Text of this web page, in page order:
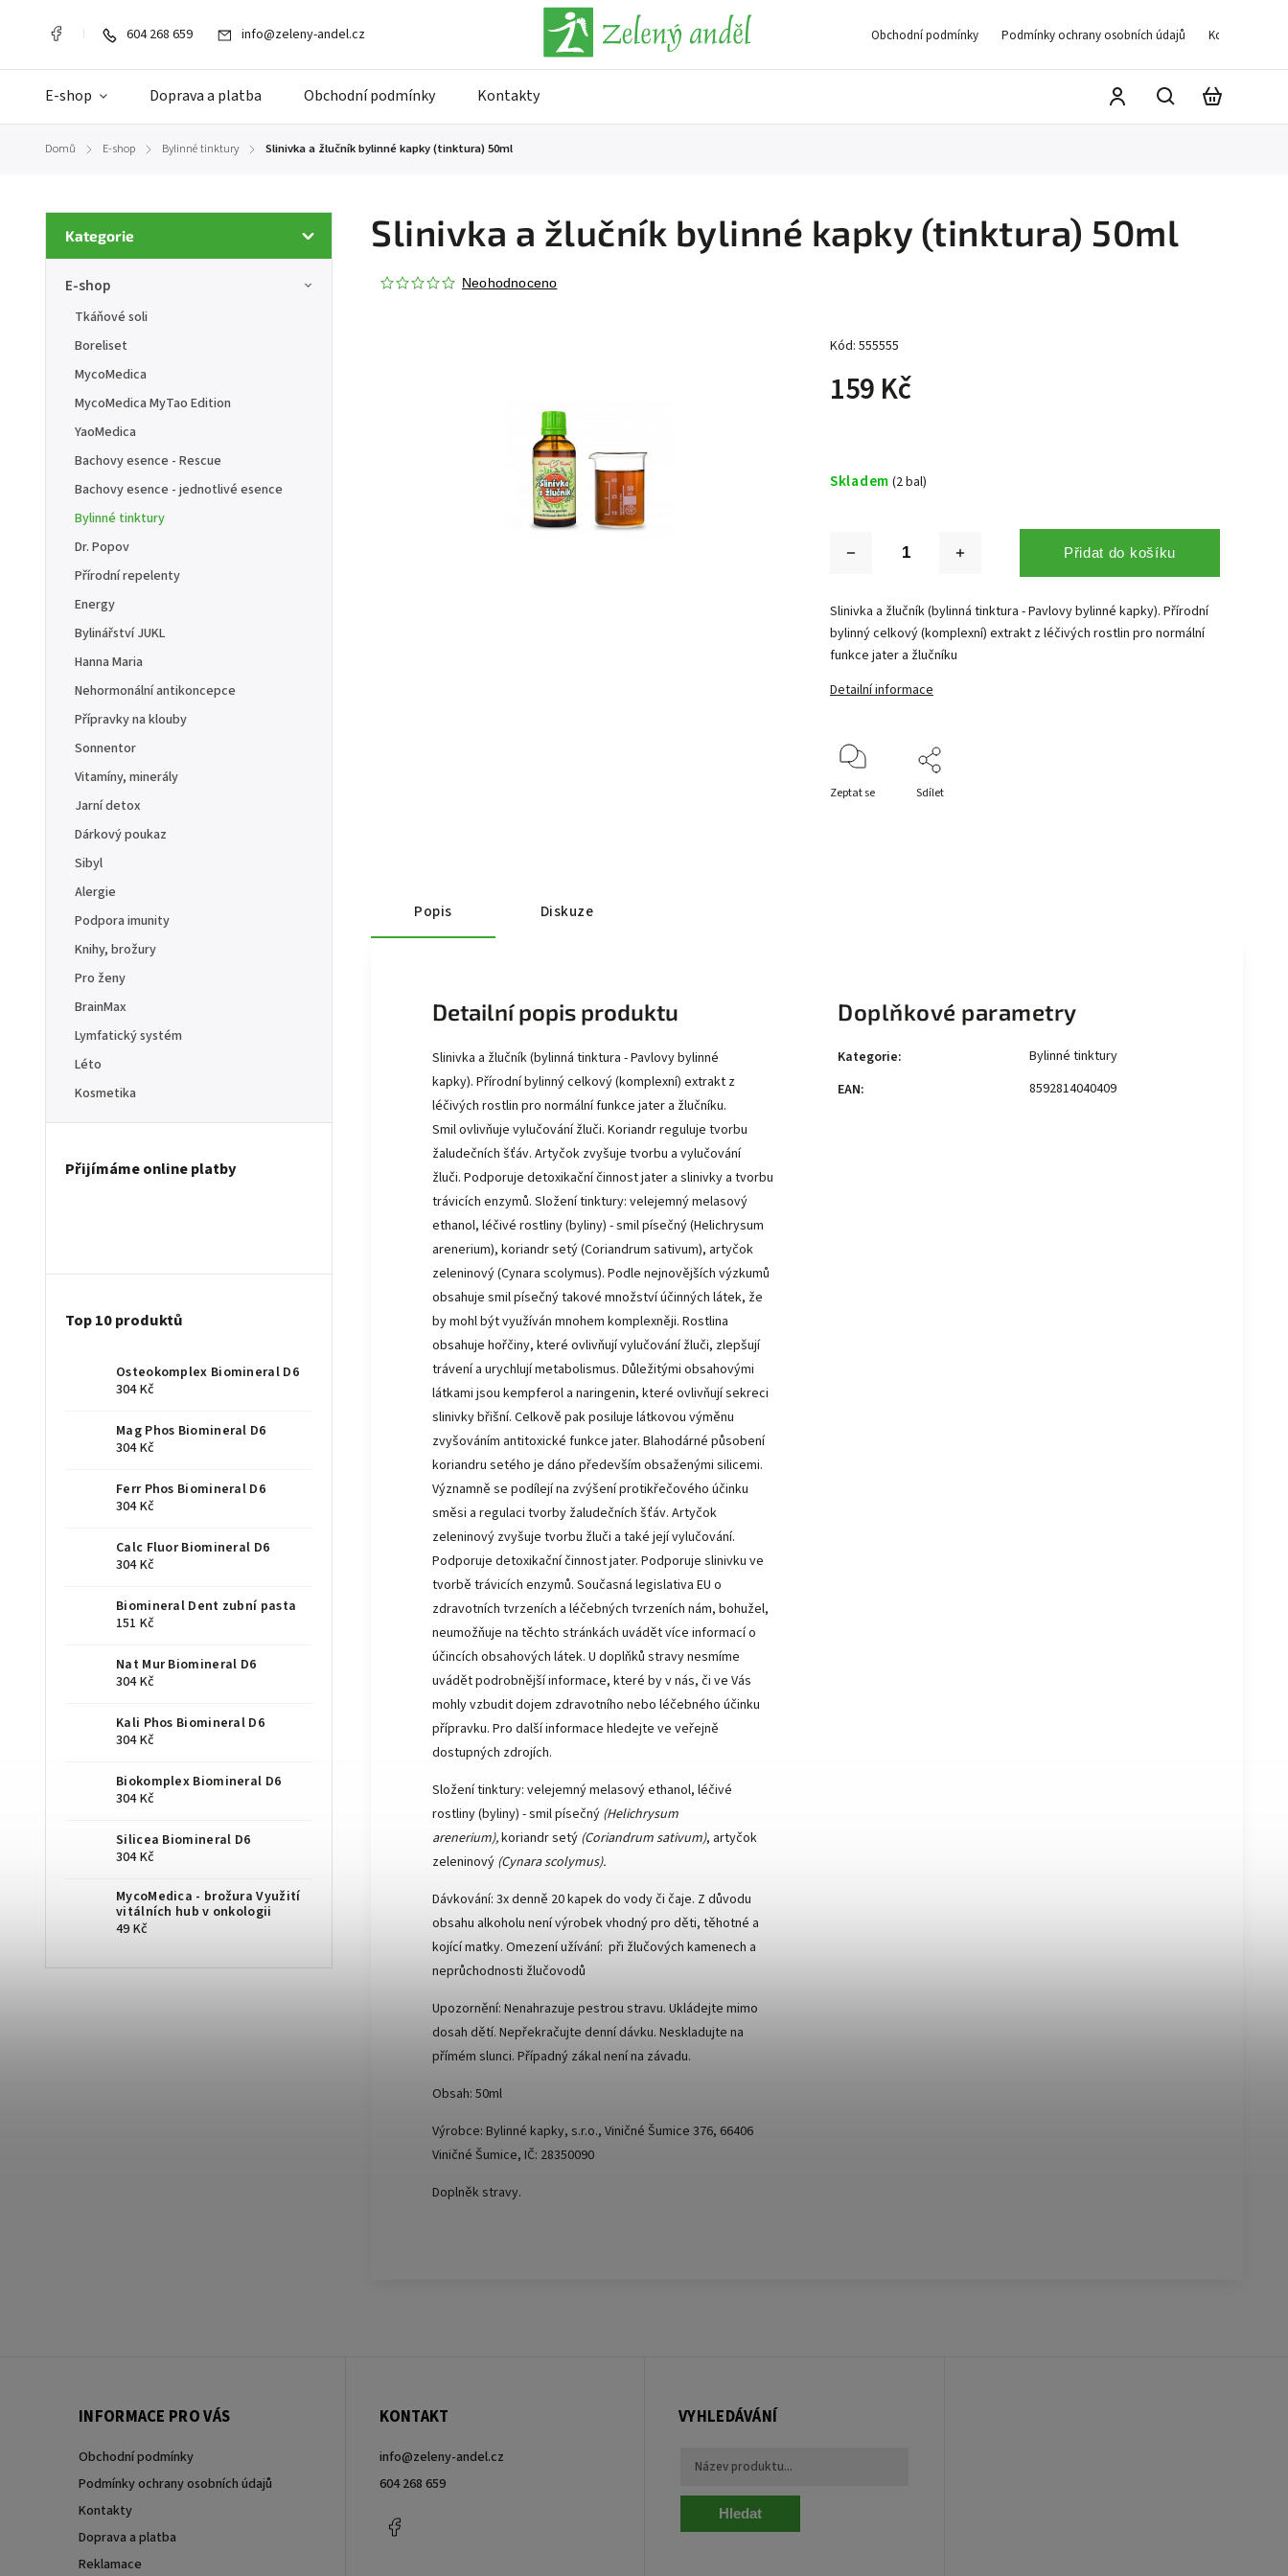
604 268 659 info@zeleny-andel.cz Obchodní podmínky Podmínky ochrany osobních údajů Kontakty
E-shop Doprava a platba Obchodní podmínky Kontakty
Domů / E-shop / Bylinné tinktury / Slinivka a žlučník bylinné kapky (tinktura) 50ml
Kategorie
E-shop
Tkáňové soli
Boreliset
MycoMedica
MycoMedica MyTao Edition
YaoMedica
Bachovy esence - Rescue
Bachovy esence - jednotlivé esence
Bylinné tinktury
Dr. Popov
Přírodní repelenty
Energy
Bylinářství JUKL
Hanna Maria
Nehormonální antikoncepce
Přípravky na klouby
Sonnentor
Vitamíny, minerály
Jarní detox
Dárkový poukaz
Sibyl
Alergie
Podpora imunity
Knihy, brožury
Pro ženy
BrainMax
Lymfatický systém
Léto
Kosmetika
Přijímáme online platby
Top 10 produktů
Osteokomplex Biomineral D6
304 Kč
Mag Phos Biomineral D6
304 Kč
Ferr Phos Biomineral D6
304 Kč
Calc Fluor Biomineral D6
304 Kč
Biomineral Dent zubní pasta
151 Kč
Nat Mur Biomineral D6
304 Kč
Kali Phos Biomineral D6
304 Kč
Biokomplex Biomineral D6
304 Kč
Silicea Biomineral D6
304 Kč
MycoMedica - brožura Využití
vitálních hub v onkologii
49 Kč
Slinivka a žlučník bylinné kapky (tinktura) 50ml
Neohodnoceno
Kód: 555555
159 Kč
Skladem (2 bal)
Přidat do košíku
Slinivka a žlučník (bylinná tinktura - Pavlovy bylinné kapky). Přírodní
bylinný celkový (komplexní) extrakt z léčivých rostlin pro normální
funkce jater a žlučníku
Detailní informace
Zeptat se Sdílet
Popis Diskuze
Detailní popis produktu
Slinivka a žlučník (bylinná tinktura - Pavlovy bylinné
kapky). Přírodní bylinný celkový (komplexní) extrakt z
léčivých rostlin pro normální funkce jater a žlučníku.
Smil ovlivňuje vylučování žluči. Koriandr reguluje tvorbu
žaludečních šťáv. Artyčok zvyšuje tvorbu a vylučování
žluči. Podporuje detoxikační činnost jater a slinivky a tvorbu
trávicích enzymů. Složení tinktury: velejemný melasový
ethanol, léčivé rostliny (byliny) - smil písečný (Helichrysum
arenerium), koriandr setý (Coriandrum sativum), artyčok
zeleninový (Cynara scolymus). Podle nejnovějších výzkumů
obsahuje smil písečný takové množství účinných látek, že
by mohl být využíván mnohem komplexněji. Rostlina
obsahuje hořčiny, které ovlivňují vylučování žluči, zlepšují
trávení a urychlují metabolismus. Důležitými obsahovými
látkami jsou kempferol a naringenin, které ovlivňují sekreci
slinivky břišní. Celkově pak posiluje látkovou výměnu
zvyšováním antitoxické funkce jater. Blahodárné působení
koriandru setého je dáno především obsaženými silicemi.
Významně se podílejí na zvýšení protikřečového účinku
směsi a regulaci tvorby žaludečních šťáv. Artyčok
zeleninový zvyšuje tvorbu žluči a také její vylučování.
Podporuje detoxikační činnost jater. Podporuje slinivku ve
tvorbě trávicích enzymů. Současná legislativa EU o
zdravotních tvrzeních a léčebných tvrzeních nám, bohužel,
neumožňuje na těchto stránkách uvádět více informací o
účincích obsahových látek. U doplňků stravy nesmíme
uvádět podrobnější informace, které by v nás, či ve Vás
mohly vzbudit dojem zdravotního nebo léčebného účinku
přípravku. Pro další informace hledejte ve veřejně
dostupných zdrojích.
Složení tinktury: velejemný melasový ethanol, léčivé
rostliny (byliny) -smil písečný (Helichrysum
arenerium),koriandr setý (Coriandrum sativum), artyčok
zeleninový (Cynara scolymus).
Dávkování: 3x denně 20 kapek do vody či čaje. Z důvodu
obsahu alkoholu není výrobek vhodný pro děti, těhotné a
kojící matky. Omezení užívání: při žlučových kamenech a
neprůchodnosti žlučovodů
Upozornění: Nenahrazuje pestrou stravu. Ukládejte mimo
dosah dětí. Nepřekračujte denní dávku. Neskladujte na
přímém slunci. Případný zákal není na závadu.
Obsah: 50ml
Výrobce: Bylinné kapky, s.r.o., Viničné Šumice 376, 66406
Viničné Šumice, IČ: 28350090
Doplněk stravy.
Doplňkové parametry
Kategorie:
Bylinné tinktury
EAN: 8592814040409
INFORMACE PRO VÁS
Obchodní podmínky
Podmínky ochrany osobních údajů
Kontakty
Doprava a platba
Reklamace
KONTAKT
info@zeleny-andel.cz
604 268 659
VYHLEDÁVÁNÍ
Hledat